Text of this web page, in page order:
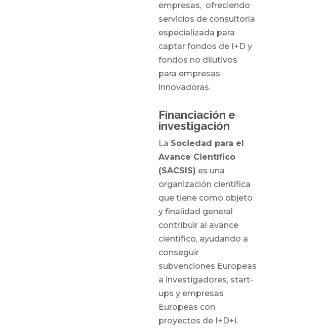
empresas, ofreciendo
servicios de consultoría
especializada para
captar fondos de I+D y
fondos no dilutivos
para empresas
innovadoras.
Financiación e
investigación
La Sociedad para el
Avance Científico
(SACSIS) es una
organización científica
que tiene como objeto
y finalidad general
contribuir al avance
científico, ayudando a
conseguir
subvenciones Europeas
a investigadores, start-
ups y empresas
Europeas con
proyectos de I+D+i.